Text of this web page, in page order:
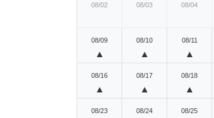
08/02 08/03 08/04
08/09
▲
08/10
▲
08/11
▲
08/16
▲
08/17
▲
08/18
▲
08/23 08/24 08/25